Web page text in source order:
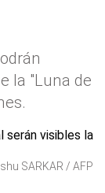
la "Luna de
SARKAR / AFP